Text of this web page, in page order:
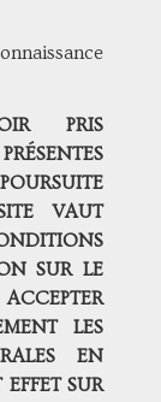
PRIS
VAUT
SUR LE
LES
EN
SUR